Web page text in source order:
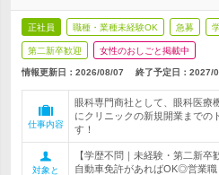
正社員 職種・業種未経験OK 急募
第二新卒歓迎 女性のおしごと掲載中
情報更新日：2026/08/07 終了予定日： 2027/
仕事内容
眼科専門商社として、眼科医療
にクリニックの新規開業までの
す！
対象と
【学歴不問｜未経験・第二新
自動車免許があればOK◎営業